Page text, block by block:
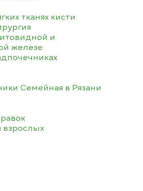
тканях кисти
и
железе
Семейная в Рязани